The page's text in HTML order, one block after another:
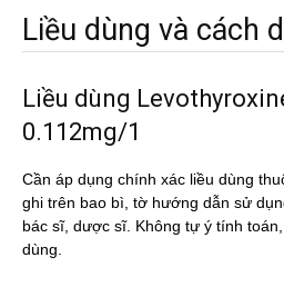
Liều dùng và cách
Liều dùng
0.112mg/1
Cần áp dụng chính xác liều dùng
ghi trên bao bì, tờ hướng dẫn sử
bác sĩ, dược sĩ. Không tự ý tính
dùng.